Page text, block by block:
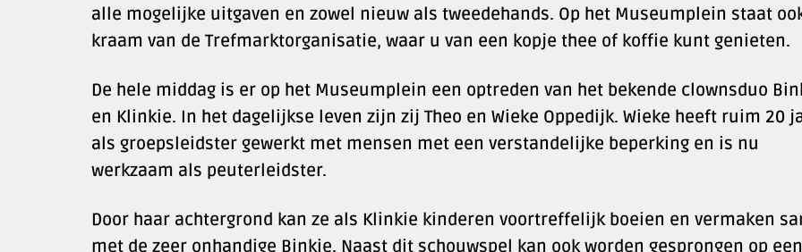
alle mogelijke uitgaven en zowel nieuw als tweedehands. Op het Museumplein staat
kraam van de Trefmarktorganisatie, waar u van een kopje thee of koffie kunt genieten.
De hele middag is er op het Museumplein een optreden van het bekende clownsduo
en Klinkie. In het dagelijkse leven zijn zij Theo en Wieke Oppedijk. Wieke heeft ruim 20
als groepsleidster gewerkt met mensen met een verstandelijke beperking en is nu
werkzaam als peuterleidster.
Door haar achtergrond kan ze als Klinkie kinderen voortreffelijk boeien en vermaken
met de zeer onhandige Binkie. Naast dit schouwspel kan ook worden gesprongen op een